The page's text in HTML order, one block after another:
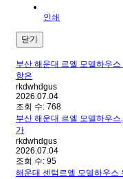
인쇄
닫기
부산 해운대 르엘 모델하우
항은
rkdwhdgus
2026.07.04
조회 수: 768
부산 해운대 르엘 모델하우
가
rkdwhdgus
2026.07.04
조회 수: 95
해운대 센텀르엘 모델하우